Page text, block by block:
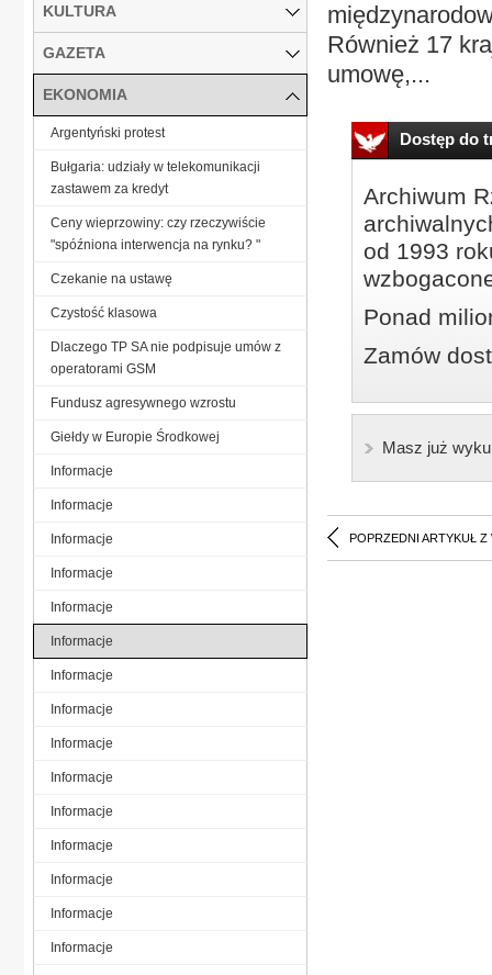
Również 17
umowę,...
Dostęp do
Archiwum
od 1993
Ponad
Zamów
Masz już
POPRZEDNI ARTYKUŁ Z
KULTURA
GAZETA
EKONOMIA
Argentyński protest
Bułgaria: udziały w telekomunikacji
zastawem za kredyt
Ceny wieprzowiny: czy rzeczywiście
"spóźniona interwencja na rynku? "
Czekanie na ustawę
Czystość klasowa
Dlaczego TP SA nie podpisuje umów z
operatorami GSM
Fundusz agresywnego wzrostu
Giełdy w Europie Środkowej
Informacje
Informacje
Informacje
Informacje
Informacje
Informacje
Informacje
Informacje
Informacje
Informacje
Informacje
Informacje
Informacje
Informacje
Informacje